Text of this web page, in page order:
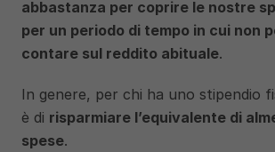
abbastanza per coprire le nostre
per un periodo di tempo in cui non
contare sul reddito abituale.
In genere, per chi ha uno stipendio
è di risparmiare l’equivalente di
spese.